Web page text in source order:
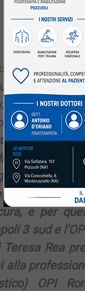
tocchi
il
infermieri
contava
minacce
Amoruso. –
e per
3 sud e
Rea
OPI